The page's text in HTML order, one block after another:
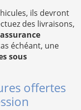
ils devront
des livraisons,
assurance
échéant, une
sous
offertes